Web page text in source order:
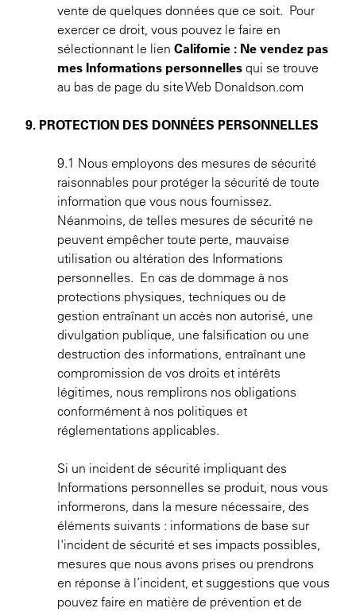
vente de quelques données que ce soit. Pour
exercer ce droit, vous pouvez le faire en
sélectionnant le lien Californie : Ne vendez pas
mes Informations personnelles qui se trouve
au bas de page du site Web Donaldson.com
9. PROTECTION DES DONNÉES PERSONNELLES
9.1 Nous employons des mesures de sécurité
raisonnables pour protéger la sécurité de toute
information que vous nous fournissez.
Néanmoins, de telles mesures de sécurité ne
peuvent empêcher toute perte, mauvaise
utilisation ou altération des Informations
personnelles. En cas de dommage à nos
protections physiques, techniques ou de
gestion entraînant un accès non autorisé, une
divulgation publique, une falsification ou une
destruction des informations, entraînant une
compromission de vos droits et intérêts
légitimes, nous remplirons nos obligations
conformément à nos politiques et
réglementations applicables.
Si un incident de sécurité impliquant des
Informations personnelles se produit, nous vous
informerons, dans la mesure nécessaire, des
éléments suivants : informations de base sur
l'incident de sécurité et ses impacts possibles,
mesures que nous avons prises ou prendrons
en réponse à l’incident, et suggestions que vous
pouvez faire en matière de prévention et de